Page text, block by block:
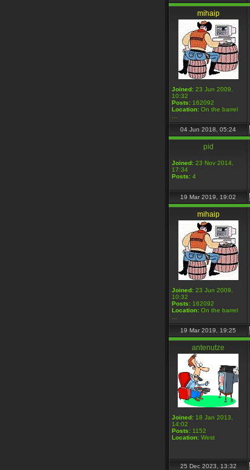
mihaip
Joined: 23 Jun 2009,
10:32
Posts: 162092
Location: On the barrel
04 Jun 2018, 05:24
pid
Joined: 23 Nov 2014,
17:34
Posts: 4
19 Mar 2019, 19:02
mihaip
Joined: 23 Jun 2009,
10:32
Posts: 162092
Location: On the barrel
19 Mar 2019, 19:25
antenutze
Joined: 18 Jan 2013,
14:02
Posts: 1152
Location: West
25 Dec 2023, 13:32